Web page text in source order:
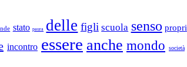
stato paura delle figli scuola senso propri
incontro essere anche mondo società